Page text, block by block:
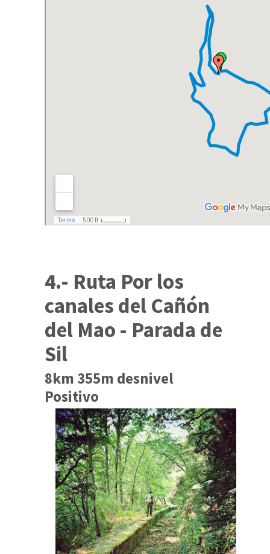
4.- Ruta Por los
canales del Cañón
del Mao - Parada de
Sil
8km 355m desnivel
Positivo